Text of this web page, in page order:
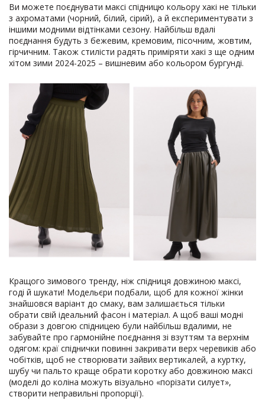
Ви можете поєднувати максі спідницю кольору хакі не тільки
з ахроматами (чорний, білий, сірий), а й експериментувати з
іншими модними відтінками сезону. Найбільш вдалі
поєднання будуть з бежевим, кремовим, пісочним, жовтим,
гірчичним. Також стилісти радять приміряти хакі з ще одним
хітом зими 2024-2025 – вишневим або кольором бургунді.
Кращого зимового тренду, ніж спідниця довжиною максі,
годі й шукати! Модельєри подбали, щоб для кожної жінки
знайшовся варіант до смаку, вам залишається тільки
обрати свій ідеальний фасон і матеріал. А щоб ваші модні
образи з довгою спідницею були найбільш вдалими, не
забувайте про гармонійне поєднання зі взуттям та верхнім
одягом: краї спіднички повинні закривати верх черевиків або
чобітків, щоб не створювати зайвих вертикалей, а куртку,
шубу чи пальто краще обрати коротку або довжиною максі
(моделі до коліна можуть візуально «порізати силует»,
створити неправильні пропорції).